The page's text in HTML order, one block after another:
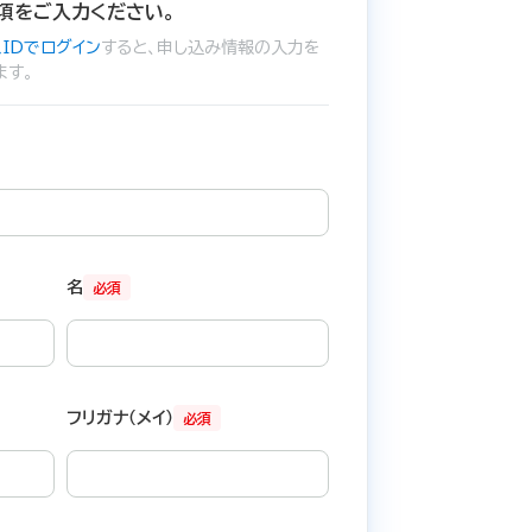
をご入力ください。
でログインすると、申し込み情報の入力を
。
必須
名
必須
フリガナ（メイ）